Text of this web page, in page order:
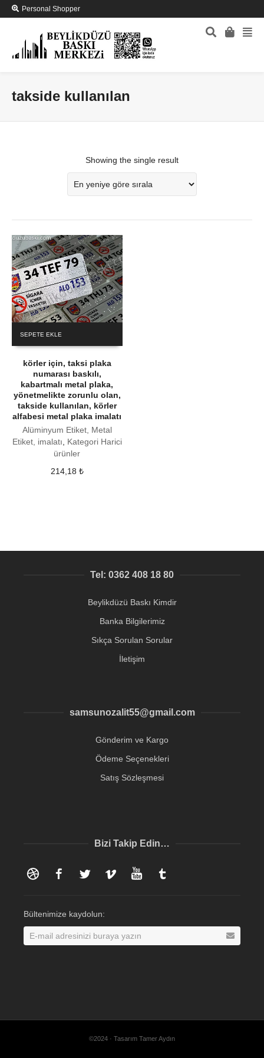
Personal Shopper
takside kullanılan
Showing the single result
SEPETE EKLE
körler için, taksi plaka
numarası baskılı,
kabartmalı metal plaka,
yönetmelikte zorunlu olan,
takside kullanılan, körler
alfabesi metal plaka imalatı
Alüminyum Etiket, Metal
Etiket, imalatı
Kategori Harici
ürünler
214,18 ₺
Tel: 0362 408 18 80
Beylikdüzü Baskı Kimdir
Banka Bilgilerimiz
Sıkça Sorulan Sorular
İletişim
samsunozalit55@gmail.com
Gönderim ve Kargo
Ödeme Seçenekleri
Satış Sözleşmesi
Bizi Takip Edin…
Dribbble FacebookTwitter Vimeo YouTube
Bültenimize kaydolun:
©2024 · Tasarım Tamer Aydın